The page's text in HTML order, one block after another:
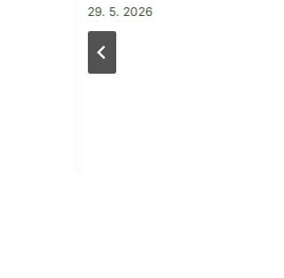
Od
Jaroslava
Tomanová
29. 5. 2026